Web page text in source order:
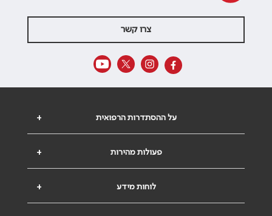
צרו קשר
+ על ההסתדרות הרפואית
+ פעולות מהירות
+ לוחות מידע